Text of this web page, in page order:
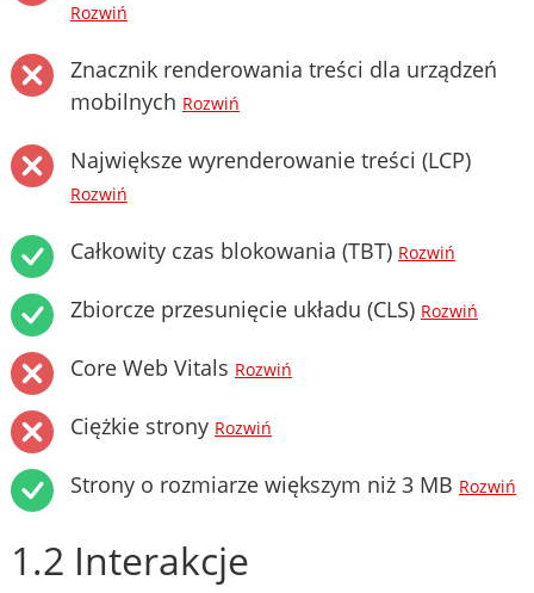
Rozwiń
Znacznik renderowania treści dla urządzeń
mobilnych Rozwiń
Największe wyrenderowanie treści (LCP)
Rozwiń
Całkowity czas blokowania (TBT) Rozwiń
Zbiorcze przesunięcie układu (CLS) Rozwiń
Core Web Vitals Rozwiń
Ciężkie strony Rozwiń
Strony o rozmiarze większym niż 3 MB Rozwiń
1.2 Interakcje